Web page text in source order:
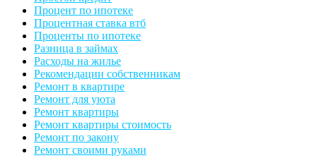
Процент по ипотеке
Процентная ставка втб
Проценты по ипотеке
Разница в займах
Расходы на жилье
Рекомендации собственникам
Ремонт в квартире
Ремонт для уюта
Ремонт квартиры
Ремонт квартиры стоимость
Ремонт по закону
Ремонт своими руками